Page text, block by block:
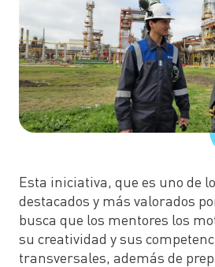
Esta iniciativa, que es uno de
destacados y más valorados
busca que los mentores los
su creatividad y sus
transversales, además de